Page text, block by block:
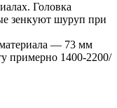
Головка
зенкуют шуруп при
— 73 мм
примерно 1400-2200/